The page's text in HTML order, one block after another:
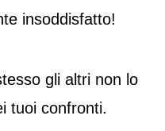
insoddisfatto!
gli altri non lo
tuoi confronti.